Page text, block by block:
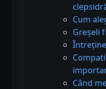
Cum
Greșeli
Când